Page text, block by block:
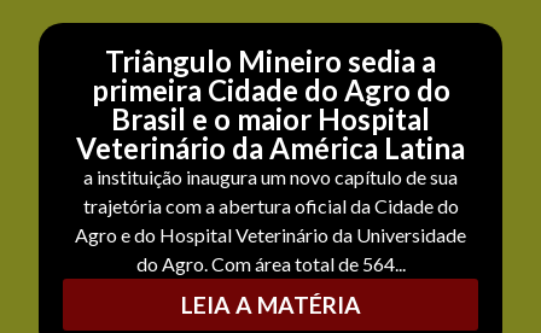
Triângulo Mineiro sedia a
primeira Cidade do Agro do
Brasil e o maior Hospital
Veterinário da América Latina
a instituição inaugura um novo capítulo de sua
trajetória com a abertura oficial da Cidade do
Agro e do Hospital Veterinário da Universidade
do Agro. Com área total de 564...
LEIA A MATÉRIA